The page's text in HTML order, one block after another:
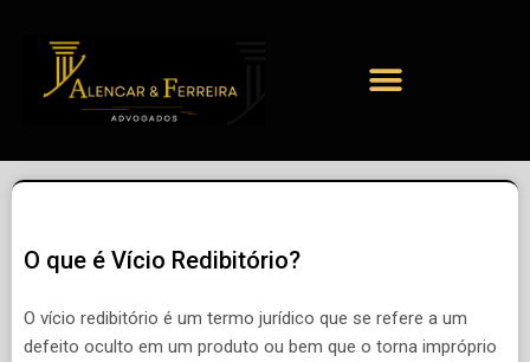
O que é Vício Redibitório?
O vício redibitório é um termo jurídico que se refere a um
defeito oculto em um produto ou bem que o torna impróprio